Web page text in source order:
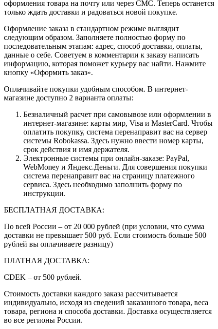
оформления товара на почту или через СМС. Теперь останется
только ждать доставки и радоваться новой покупке.
Оформление заказа в стандартном режиме выглядит
следующим образом. Заполняете полностью форму по
последовательным этапам: адрес, способ доставки, оплаты,
данные о себе. Советуем в комментарии к заказу написать
информацию, которая поможет курьеру вас найти. Нажмите
кнопку «Оформить заказ».
Оплачивайте покупки удобным способом. В интернет-
магазине доступно 2 варианта оплаты:
Безналичный расчет при самовывозе или оформлении в
интернет-магазине: карты мир, Visa и MasterCard. Чтобы
оплатить покупку, система перенаправит вас на сервер
системы Robokassa. Здесь нужно ввести номер карты,
срок действия и имя держателя.
Электронные системы при онлайн-заказе: PayPal,
WebMoney и Яндекс.Деньги. Для совершения покупки
система перенаправит вас на страницу платежного
сервиса. Здесь необходимо заполнить форму по
инструкции.
БЕСПЛАТНАЯ ДОСТАВКА:
По всей России – от 20 000 рублей (при условии, что сумма
доставки не превышает 500 руб. Если стоимость больше 500
рублей вы оплачиваете разницу)
ПЛАТНАЯ ДОСТАВКА:
CDEK – от 500 рублей.
Стоимость доставки каждого заказа рассчитывается
индивидуально, исходя из сведений заказанного товара, веса
товара, региона и способа доставки. Доставка осуществляется
во все регионы России.